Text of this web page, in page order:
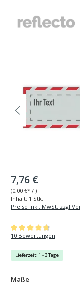
7,76 €
(0,00 €* / )
Inhalt: 1 Stk.
Preise inkl. MwSt. zzgl
Durchschnittliche
10 Bewertungen
Lieferzeit: 1 - 3 Tage
Maße